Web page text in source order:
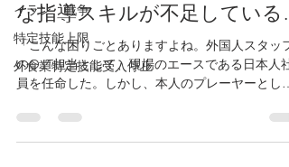
イラン 戦争
特定技能上限
外食業特定技能受入停止
な指導スキルが不足している
「こんな困りごとありますよね。外国人スタッフ
のOJT担当として、現場のエースである日本人社
員を任命した。しかし、本人のプレーヤーとして
良かれと思ってした『背中を見て学べ』式の指導
が裏目に出たり、文化の違いに戸惑ってうまくコ